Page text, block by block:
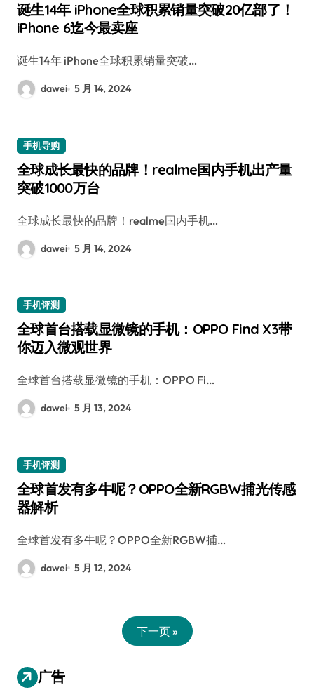
诞生14年 iPhone全球积累销量突破20亿部了！
iPhone 6迄今最卖座
诞生14年 iPhone全球积累销量突破…
dawei 5 月 14, 2024
手机导购
全球成长最快的品牌！realme国内手机出产量
突破1000万台
全球成长最快的品牌！realme国内手机…
dawei 5 月 14, 2024
手机评测
全球首台搭载显微镜的手机：OPPO Find X3带
你迈入微观世界
全球首台搭载显微镜的手机：OPPO Fi…
dawei 5 月 13, 2024
手机评测
全球首发有多牛呢？OPPO全新RGBW捕光传感
器解析
全球首发有多牛呢？OPPO全新RGBW捕…
dawei 5 月 12, 2024
下一页 »
广告